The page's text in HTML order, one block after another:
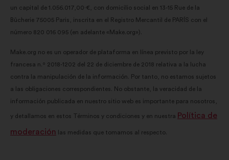
un capital de 1.056.017,00·€, con domicilio social en 13-15 Rue de la
Bûcherie 75005 Paris, inscrita en el Registro Mercantil de PARÍS con el
número 820 016 095 (en adelante «Make.org»).
Make.org no es un operador de plataforma en línea previsto por la ley
francesa n.º 2018-1202 del 22 de diciembre de 2018 relativa a la lucha
contra la manipulación de la información. Por tanto, no estamos sujetos
a las obligaciones correspondientes. No obstante, la veracidad de la
información publicada en nuestro sitio web es importante para nosotros,
y detallamos en estos Términos y condiciones y en nuestra Política de
moderación
las medidas que tomamos al respecto.